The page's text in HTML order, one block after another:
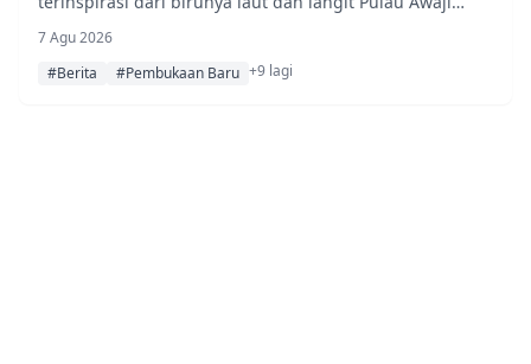
Awaji Island Resort & Spa
Spa. Paket Silver Week akan menghadirkan steik daging
sapi Awaji dan bir kriya lokal ke dalam menu prasmanan
7 Agu 2026
#Berita
#Pembukaan Baru +9 lagi